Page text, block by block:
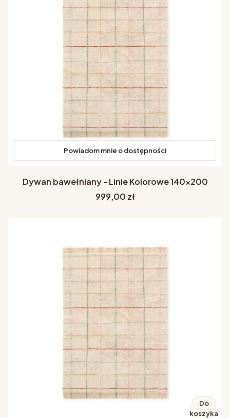
Powiadom mnie o dostępności
Dywan bawełniany - Linie Kolorowe 140x200
Cena
999,00 zł
Do
koszyka